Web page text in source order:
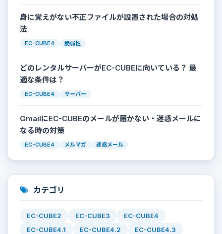
身に覚えがない不正ファイルが設置された場合の対処
法
EC-CUBE4 脆弱性
どのレンタルサーバーがEC-CUBEに向いている？ 最
適な条件は？
EC-CUBE4 サーバー
GmailにEC-CUBEのメールが届かない・迷惑メールに
なる時の対策
EC-CUBE4 メルマガ 迷惑メール
カテゴリ
EC-CUBE2 EC-CUBE3
EC-CUBE4
EC-CUBE4.1
EC-CUBE4.2 EC-CUBE4.3